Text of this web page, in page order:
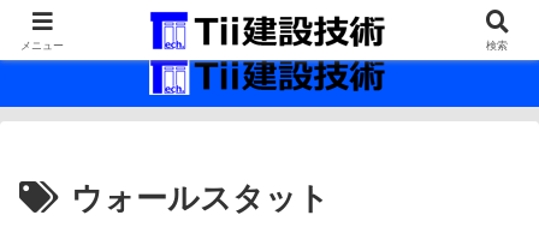
最新の建設技術の情報インフラ。
ウォールスタット
メニュー 検索